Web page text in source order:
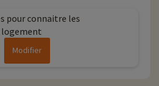
pour connaitre les
logement
Modifier